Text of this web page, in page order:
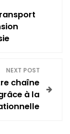
NEXT POST
chaîne
à la